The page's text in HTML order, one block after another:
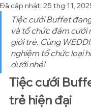
Đã cập nhật: 25 thg 11,
Tiệc cưới Buffet
và tổ chức đám cưới
giới trẻ. Cùng
nghiệm tổ chức loại
dưới nhé!
Tiệc cưới
trẻ hiện đại